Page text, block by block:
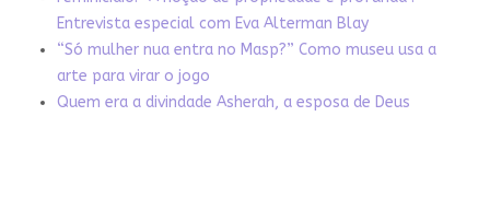
Entrevista especial com Eva Alterman Blay
“Só mulher nua entra no Masp?” Como museu usa a
arte para virar o jogo
Quem era a divindade Asherah, a esposa de Deus